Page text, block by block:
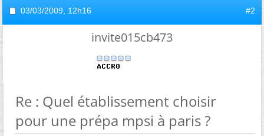
03/03/2009, 12h16 #2
invite015cb473
Re : Quel établissement choisir
pour une prépa mpsi à paris ?